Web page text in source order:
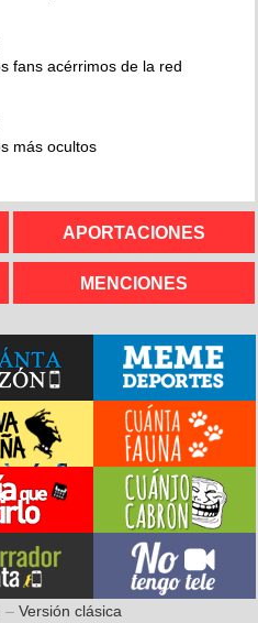
fans acérrimos de la red
más ocultos
APORTACIONES
MENCIONES
– Versión clásica